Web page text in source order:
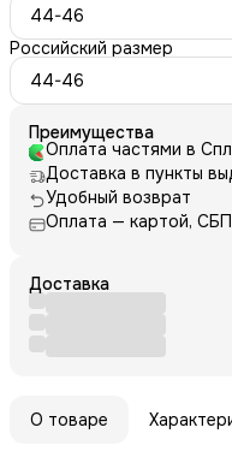
44-46
Российский размер
44-46
Преимущества
Оплата частями в
Доставка в пункты
Удобный возврат
Оплата — картой,
Доставка
О товаре